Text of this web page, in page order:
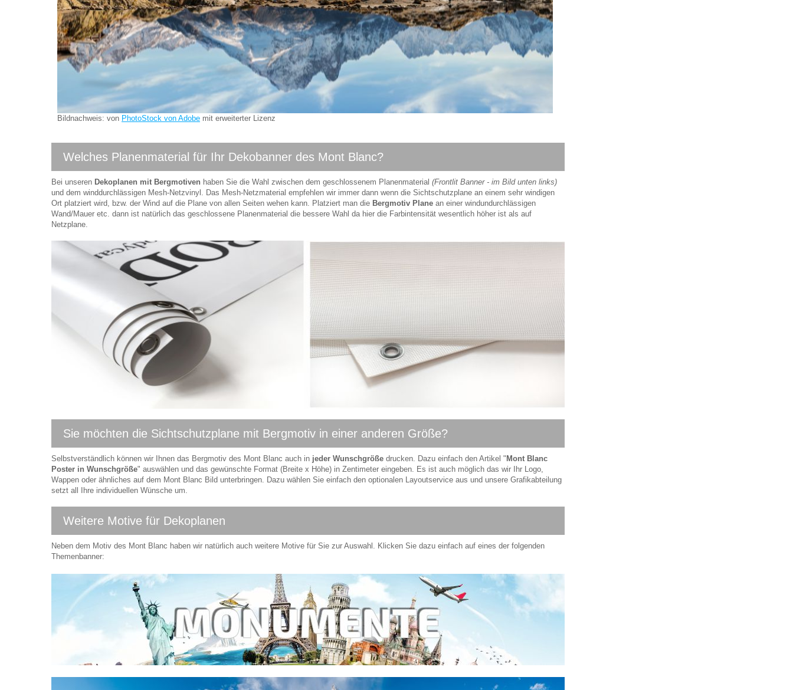
Bildnachweis: von PhotoStock von Adobe mit erweiterter Lizenz
Welches Planenmaterial für Ihr Dekobanner des Mont Blanc?
Bei unseren Dekoplanen mit Bergmotiven haben Sie die Wahl zwischen dem geschlossenem Planenmaterial (Frontlit Banner - im Bild unten links)
und dem winddurchlässigen Mesh-Netzvinyl. Das Mesh-Netzmaterial empfehlen wir immer dann wenn die Sichtschutzplane an einem sehr windigen
Ort platziert wird, bzw. der Wind auf die Plane von allen Seiten wehen kann. Platziert man die Bergmotiv Plane an einer windundurchlässigen
Wand/Mauer etc. dann ist natürlich das geschlossene Planenmaterial die bessere Wahl da hier die Farbintensität wesentlich höher ist als auf
Netzplane.
Sie möchten die Sichtschutzplane mit Bergmotiv in einer anderen Größe?
Selbstverständlich können wir Ihnen das Bergmotiv des Mont Blanc auch in jeder Wunschgröße drucken. Dazu einfach den Artikel " Mont Blanc
Poster in Wunschgröße" auswählen und das gewünschte Format (Breite x Höhe) in Zentimeter eingeben. Es ist auch möglich das wir Ihr Logo,
Wappen oder ähnliches auf dem Mont Blanc Bild unterbringen. Dazu wählen Sie einfach den optionalen Layoutservice aus und unsere Grafikabteilung
setzt all Ihre individuellen Wünsche um.
Weitere Motive für Dekoplanen
Neben dem Motiv des Mont Blanc haben wir natürlich auch weitere Motive für Sie zur Auswahl. Klicken Sie dazu einfach auf eines der folgenden
Themenbanner: